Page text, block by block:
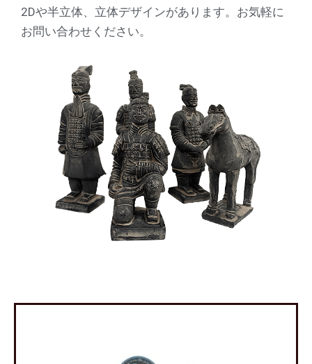
2Dや半立体、立体デザインがあります。お気軽に
お問い合わせください。